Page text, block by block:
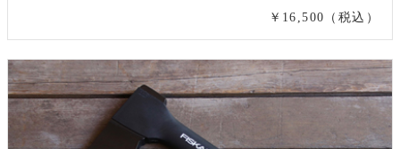
￥16,500（税込）